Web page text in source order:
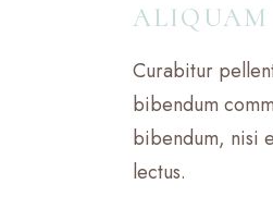
ALIQUAM
Curabitur
bibendum
bibendum, nisi
lectus.